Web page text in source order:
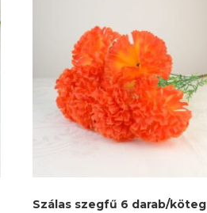
Szálas szegfű 6 darab/köteg